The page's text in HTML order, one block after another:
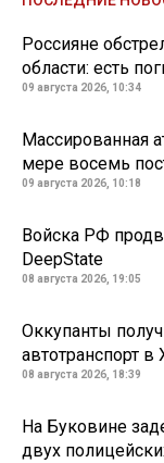
Россияне
области: есть
09 августа 2026, 10:34
Массированная
мере восемь
09 августа 2026, 10:18
Войска РФ
DeepState
08 августа 2026, 19:05
Оккупанты
автотранспорт в
08 августа 2026, 18:39
На Буковине
двух